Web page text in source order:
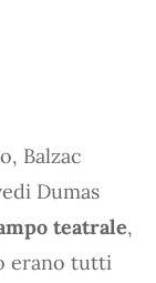
Balzac
Dumas
teatrale,
erano tutti